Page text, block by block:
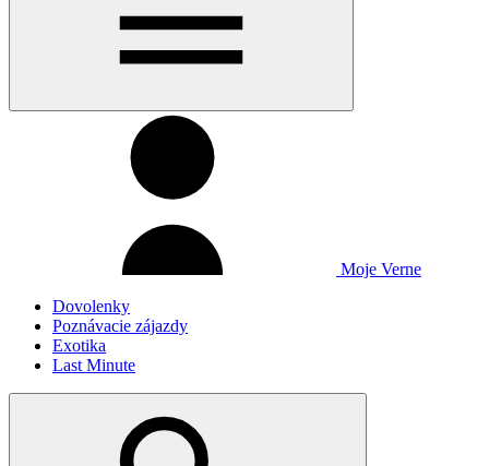
Moje Verne
Dovolenky
Poznávacie zájazdy
Exotika
Last Minute